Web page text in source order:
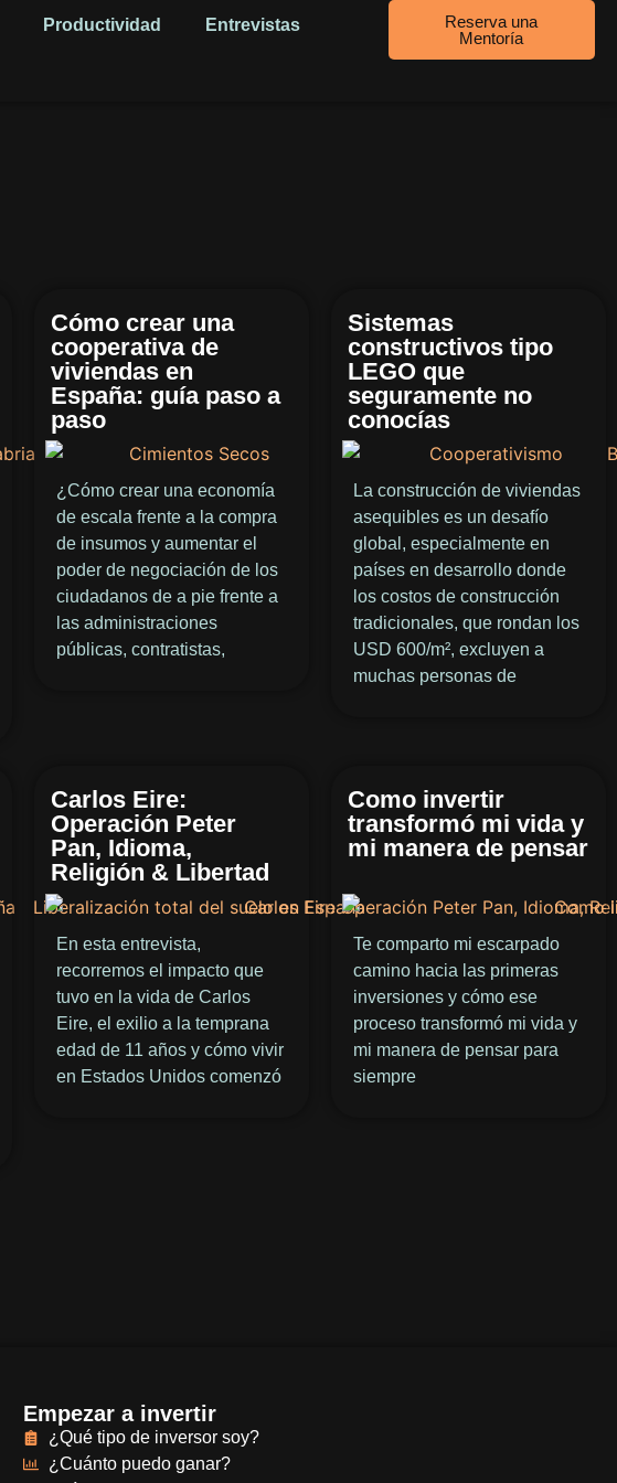
Productividad Entrevistas
Reserva una
Mentoría
Cómo crear una
cooperativa de
viviendas en
España: guía paso a
paso
¿Cómo crear una economía
de escala frente a la compra
de insumos y aumentar el
poder de negociación de los
ciudadanos de a pie frente a
las administraciones
públicas, contratistas,
Sistemas
constructivos tipo
LEGO que
seguramente no
conocías
La construcción de viviendas
asequibles es un desafío
global, especialmente en
países en desarrollo donde
los costos de construcción
tradicionales, que rondan los
USD 600/m², excluyen a
muchas personas de
Carlos Eire:
Operación Peter
Pan, Idioma,
Religión & Libertad
En esta entrevista,
recorremos el impacto que
tuvo en la vida de Carlos
Eire, el exilio a la temprana
edad de 11 años y cómo vivir
en Estados Unidos comenzó
Como invertir
transformó mi vida y
mi manera de pensar
Te comparto mi escarpado
camino hacia las primeras
inversiones y cómo ese
proceso transformó mi vida y
mi manera de pensar para
siempre
Empezar a invertir
¿Qué tipo de inversor soy?
¿Cuánto puedo ganar?